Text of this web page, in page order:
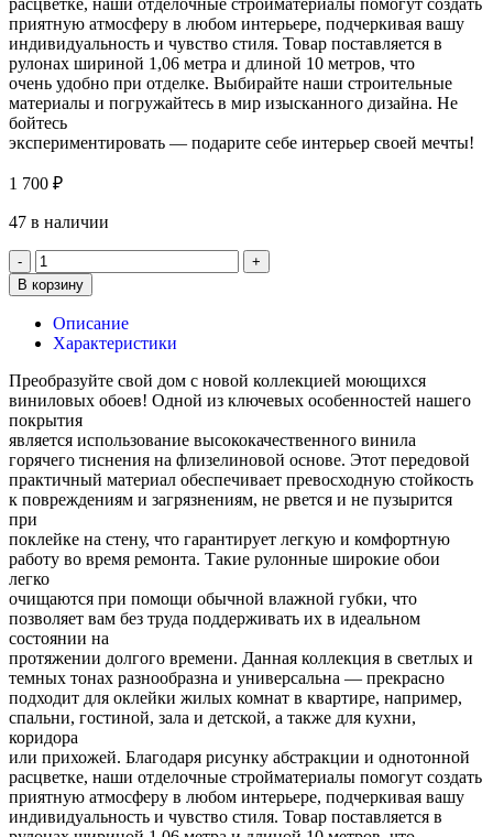
приятную атмосферу в любом интерьере, подчеркивая вашу
индивидуальность и чувство стиля. Товар поставляется в
рулонах шириной 1,06 метра и длиной 10 метров, что
очень удобно при отделке. Выбирайте наши строительные
материалы и погружайтесь в мир изысканного дизайна. Не
бойтесь
экспериментировать — подарите себе интерьер своей мечты!
1 700 ₽
47 в наличии
В корзину
Описание
Характеристики
Преобразуйте свой дом с новой коллекцией моющихся
виниловых обоев! Одной из ключевых особенностей нашего
покрытия
является использование высококачественного винила
горячего тиснения на флизелиновой основе. Этот передовой
практичный материал обеспечивает превосходную стойкость
к повреждениям и загрязнениям, не рвется и не пузырится
при
поклейке на стену, что гарантирует легкую и комфортную
работу во время ремонта. Такие рулонные широкие обои
легко
очищаются при помощи обычной влажной губки, что
позволяет вам без труда поддерживать их в идеальном
состоянии на
протяжении долгого времени. Данная коллекция в светлых и
темных тонах разнообразна и универсальна — прекрасно
подходит для оклейки жилых комнат в квартире, например,
спальни, гостиной, зала и детской, а также для кухни,
коридора
или прихожей. Благодаря рисунку абстракции и однотонной
расцветке, наши отделочные стройматериалы помогут создать
приятную атмосферу в любом интерьере, подчеркивая вашу
индивидуальность и чувство стиля. Товар поставляется в